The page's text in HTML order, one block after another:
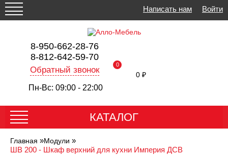
Написать нам Войти
8-950-662-28-76
8-812-642-59-70
Обратный звонок
Пн-Вс: 09:00 - 22:00
0
0 ₽
КАТАЛОГ
Главная »Модули »
ШВ 200 - Шкаф верхний для кухни Империя ДСВ